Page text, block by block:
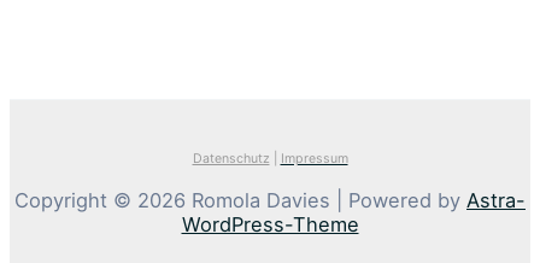
Datenschutz Impressum
Copyright © 2026 Romola Davies | Powered by Astra-
WordPress-Theme